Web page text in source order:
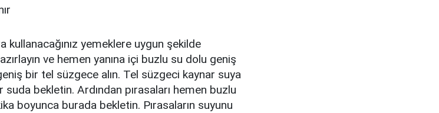
kullanacağınız yemeklere uygun şekilde
ve hemen yanına içi buzlu su dolu geniş
bir tel süzgece alın. Tel süzgeci kaynar suya
bekletin. Ardından pırasaları hemen buzlu
boyunca burada bekletin. Pırasaların suyunu